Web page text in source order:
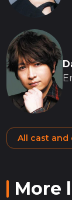
All cast and
More